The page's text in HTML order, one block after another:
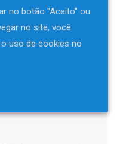
o fascínio pela
que
na experiência
de
no botão "Aceito" ou
no site, você
uso de cookies no